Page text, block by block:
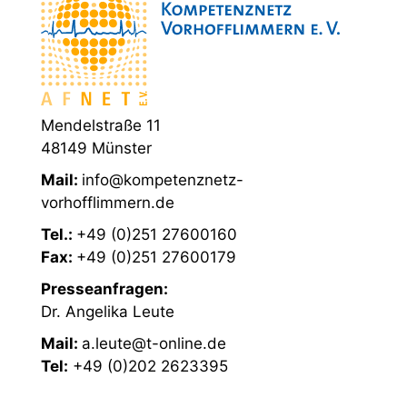
Mendelstraße 11
48149 Münster
Mail: info@kompetenznetz-
vorhofflimmern.de
Tel.: +49 (0)251 27600160
Fax: +49 (0)251 27600179
Presseanfragen:
Dr. Angelika Leute
Mail: a.leute@t-online.de
Tel: +49 (0)202 2623395